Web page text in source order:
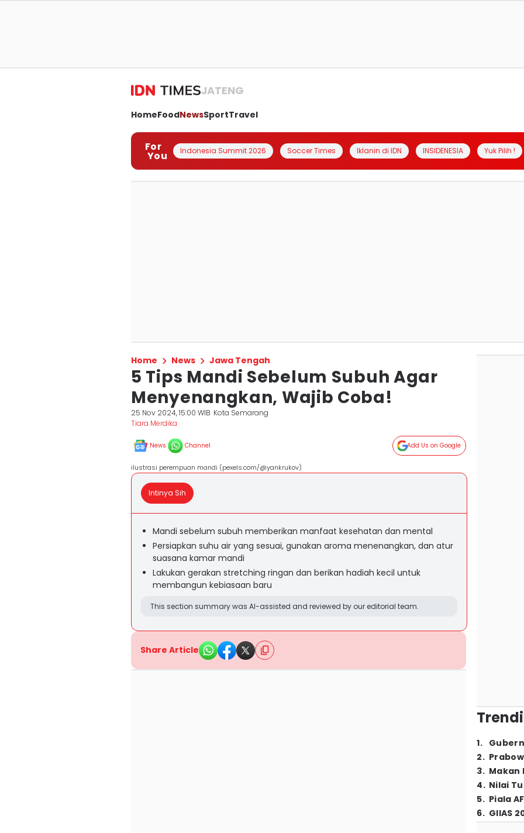
JATENG
HomeFoodNewsSportTravel
For
You Indonesia Summit 2026 Soccer Times Iklanin di IDN INSIDENESIA Yuk Pilih !
Home News Jawa Tengah
5 Tips Mandi Sebelum Subuh Agar
Menyenangkan, Wajib Coba!
25 Nov 2024, 15:00 WIB Kota Semarang
Tiara Merdika
News Channel Add Us on Google
ilustrasi perempuan mandi (pexels.com/@yankrukov)
Intinya Sih
Mandi sebelum subuh memberikan manfaat kesehatan dan mental
Persiapkan suhu air yang sesuai, gunakan aroma menenangkan, dan atur
suasana kamar mandi
Lakukan gerakan stretching ringan dan berikan hadiah kecil untuk
membangun kebiasaan baru
This section summary was AI-assisted and reviewed by our editorial team.
Share Article
1.
2.
3. Makan
4. Nilai
5. Piala
6. GIIAS